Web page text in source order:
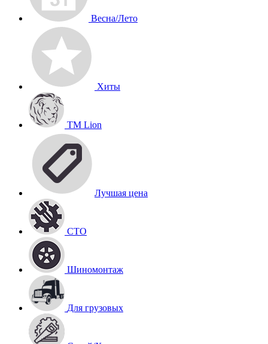
Весна/Лето
Хиты
TM Lion
Лучшая цена
СТО
Шиномонтаж
Для грузовых